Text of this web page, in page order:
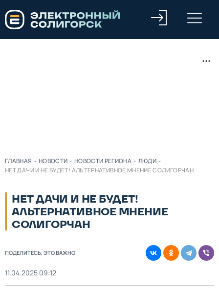
ГЛАВНАЯ - НОВОСТИ - НОВОСТИ РЕГИОНА - ЛЮДИ -
НЕТ ДАЧИ И НЕ БУДЕТ! АЛЬТЕРНАТИВНОЕ МНЕНИЕ СОЛИГОРЧАН
НЕТ ДАЧИ И НЕ БУДЕТ!
АЛЬТЕРНАТИВНОЕ МНЕНИЕ
СОЛИГОРЧАН
ПОДЕЛИТЕСЬ, ЭТО ВАЖНО
11.04.2025 09:12